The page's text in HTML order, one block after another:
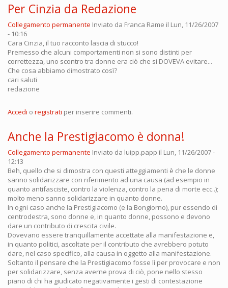
Per Cinzia da Redazione
Collegamento permanente Inviato da Franca Rame il Lun, 11/26/2007
- 10:16
Cara Cinzia, il tuo racconto lascia di stucco!
Premesso che alcuni comportamenti non si sono distinti per
correttezza, uno scontro tra donne era ciò che si DOVEVA evitare...
Che cosa abbiamo dimostrato così?
cari saluti
redazione
Accedi o registrati per inserire commenti.
Anche la Prestigiacomo è donna!
Collegamento permanente Inviato da luipp.papp il Lun, 11/26/2007 -
12:13
Beh, quello che si dimostra con questi atteggiamenti è che le donne
sanno solidarizzare con riferimento ad una causa (ad esempio in
quanto antifasciste, contro la violenza, contro la pena di morte ecc..);
molto meno sanno solidarizzare in quanto donne.
In ogni caso anche la Prestigiacomo (e la Bongiorno), pur essendo di
centrodestra, sono donne e, in quanto donne, possono e devono
dare un contributo di crescita civile.
Dovevano essere tranquillamente accettate alla manifestazione e,
in quanto politici, ascoltate per il contributo che avrebbero potuto
dare, nel caso specifico, alla causa in oggetto alla manifestazione.
Soltanto il pensare che la Prestigiacomo fosse lì per provocare e non
per solidarizzare, senza averne prova di ciò, pone nello stesso
piano di chi ha giudicato negativamente i gesti di contestazione